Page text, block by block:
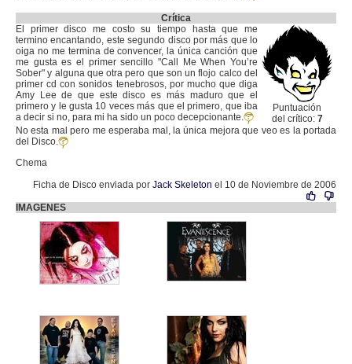
Crítica
Puntuación
del crítico: 7
El primer disco me costo su tiempo hasta que me
termino encantando, este segundo disco por más que lo
oiga no me termina de convencer, la única canción que
me gusta es el primer sencillo "Call Me When You’re
Sober" y alguna que otra pero que son un flojo calco del
primer cd con sonidos tenebrosos, por mucho que diga
Amy Lee de que este disco es más maduro que el
primero y le gusta 10 veces más que el primero, que iba
a decir si no, para mi ha sido un poco decepcionante.
No esta mal pero me esperaba mal, la única mejora que veo es la portada
del Disco.
Chema
Ficha de Disco enviada por Jack Skeleton el 10 de Noviembre de 2006
IMAGENES